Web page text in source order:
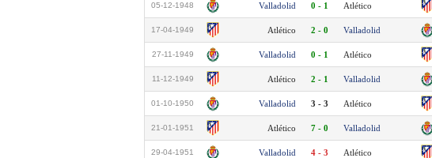
05-12-1948 Valladolid 0 - 1 Atlético
17-04-1949 Atlético 2 - 0 Valladolid
27-11-1949 Valladolid 0 - 1 Atlético
11-12-1949 Atlético 2 - 1 Valladolid
01-10-1950 Valladolid 3 - 3 Atlético
21-01-1951 Atlético 7 - 0 Valladolid
29-04-1951 Valladolid 4 - 3 Atlético